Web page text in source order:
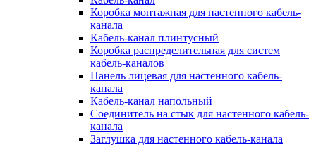
Коробка монтажная для настенного кабель-
канала
Кабель-канал плинтусный
Коробка распределительная для систем
кабель-каналов
Панель лицевая для настенного кабель-
канала
Кабель-канал напольный
Соединитель на стык для настенного кабель-
канала
Заглушка для настенного кабель-канала